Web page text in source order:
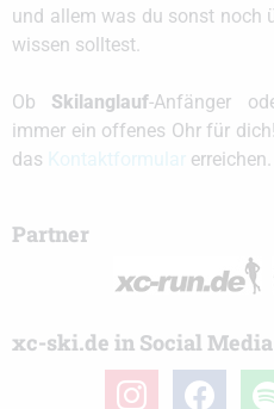
und allem was du sonst noch
wissen solltest.
Ob Skilanglauf-Anfänger
immer ein offenes Ohr für
das
erreichen.
Partner
xc-ski.de in Social Media
instagramfacebook